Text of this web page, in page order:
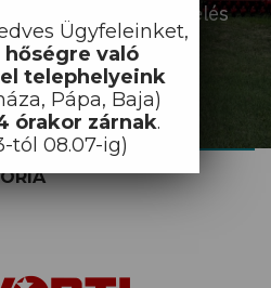
Talajművelés
Tárcsák
Ügyfeleinket,
hőségre való
telephelyeink
Pápa, Baja)
órakor zárnak.
tól 08.07-ig)